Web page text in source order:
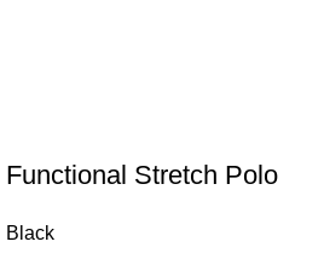
Functional Stretch Polo
Black